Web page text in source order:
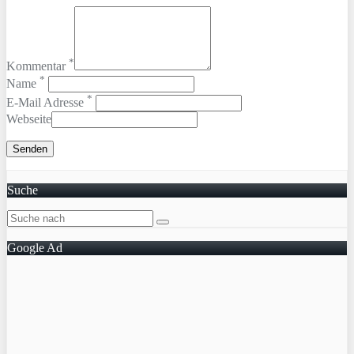
Kommentar *
Name *
E-Mail Adresse *
Webseite
Suche
Google Ad